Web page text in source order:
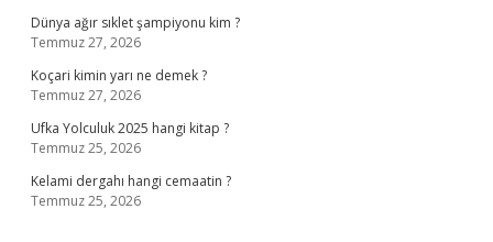
Dünya ağır sıklet şampiyonu kim ?
Temmuz 27, 2026
Koçari kimin yarı ne demek ?
Temmuz 27, 2026
Ufka Yolculuk 2025 hangi kitap ?
Temmuz 25, 2026
Kelami dergahı hangi cemaatin ?
Temmuz 25, 2026